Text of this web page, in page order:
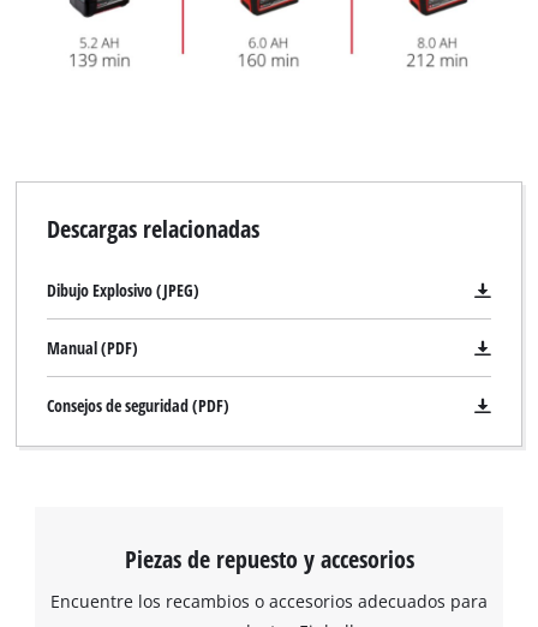
Descargas relacionadas
Dibujo Explosivo (JPEG)
Manual (PDF)
Consejos de seguridad (PDF)
Piezas de repuesto y accesorios
Encuentre los recambios o accesorios adecuados para